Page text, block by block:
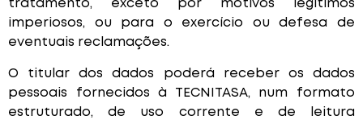
tratamento, exceto por motivos legítimos
imperiosos, ou para o exercício ou defesa de
eventuais reclamações.
O titular dos dados poderá receber os dados
pessoais fornecidos à TECNITASA, num formato
estruturado, de uso corrente e de leitura